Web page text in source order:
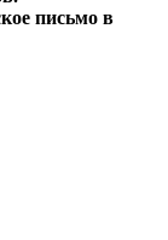
письмо в